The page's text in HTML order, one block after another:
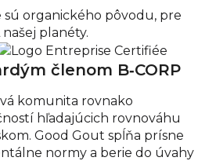
organického pôvodu, pre
planéty.
členom B‑CORP
komunita rovnako
hľadajúcich rovnováhu
Good Gout spĺňa prísne
normy a berie do úvahy